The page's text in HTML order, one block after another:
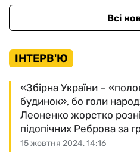
Всі
ІНТЕРВ'Ю
15 жовтня 2024, 14:16
«Збірна України –
будинок», бо голи
Леоненко жорстко
підопічних Реброва за